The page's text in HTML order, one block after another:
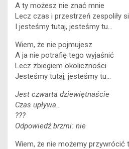
A ty możesz nie znać mnie
Lecz czas i przestrzeń zespoliły
I jesteśmy tutaj, jesteśmy tu…
Wiem, że nie pojmujesz
A ja nie potrafię tego wyjaśnić
Lecz zbiegiem okoliczności
Jesteśmy tutaj, jesteśmy tu…
Jest czwarta dziewiętnaście
Czas upływa…
???
Odpowiedź brzmi: nie
Wiem, że nie możemy przywrócić